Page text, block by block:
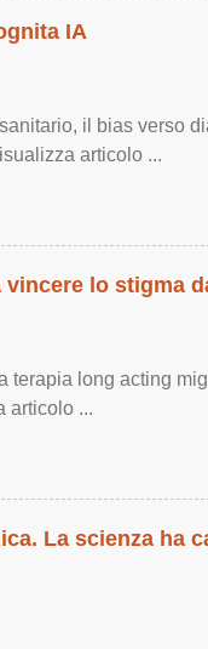
IA
il bias verso
articolo ...
lo stigma
terapia long acting
articolo ...
La scienza ha